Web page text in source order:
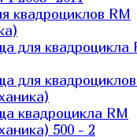
квадроциклов RM
для квадроцикла
для
квадроцикла RM
500 - 2